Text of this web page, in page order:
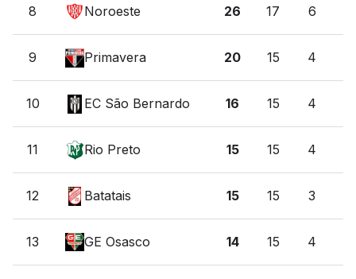
8 Noroeste 26 17 6
9 Primavera 20 15 4
10 EC São Bernardo 16 15 4
11 Rio Preto 15 15 4
12 Batatais 15 15 3
13 GE Osasco 14 15 4